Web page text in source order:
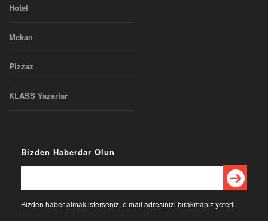
Hotel
Mekan
Pizzaz
KLASS Yazarlar
Bizden Haberdar Olun
Bizden haber almak isterseniz, e mail adresinizi bırakmanız yeterli.